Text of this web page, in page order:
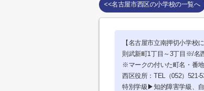
<<名古屋市西区の小学校の一覧へ
【名古屋市立南押切小学校
則武新町1丁目～3丁目※/名
※マークの付いた町名・番
西区役所：TEL（052）521-
特別学級▶知的障害学級、